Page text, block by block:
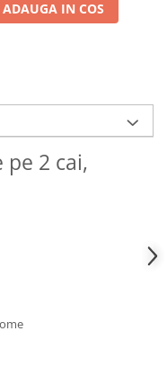
ADAUGA IN COS
pe 2 cai,